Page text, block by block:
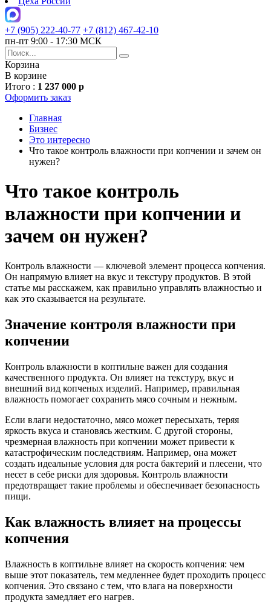
+7 (905) 222-40-77 +7 (812) 467-42-10
пн-пт 9:00 - 17:30 МСК
Корзина
В корзине
Итого : 1 237 000 р
Оформить заказ
Главная
Бизнес
Это интересно
Что такое контроль влажности при копчении и зачем он
нужен?
Что такое контроль
влажности при копчении и
зачем он нужен?
Контроль влажности — ключевой элемент процесса копчения.
Он напрямую влияет на вкус и текстуру продуктов. В этой
статье мы расскажем, как правильно управлять влажностью и
как это сказывается на результате.
Значение контроля влажности при
копчении
Контроль влажности в коптильне важен для создания
качественного продукта. Он влияет на текстуру, вкус и
внешний вид копченых изделий. Например, правильная
влажность помогает сохранить мясо сочным и нежным.
Если влаги недостаточно, мясо может пересыхать, теряя
яркость вкуса и становясь жестким. С другой стороны,
чрезмерная влажность при копчении может привести к
катастрофическим последствиям. Например, она может
создать идеальные условия для роста бактерий и плесени, что
несет в себе риски для здоровья. Контроль влажности
предотвращает такие проблемы и обеспечивает безопасность
пищи.
Как влажность влияет на процессы
копчения
Влажность в коптильне влияет на скорость копчения: чем
выше этот показатель, тем медленнее будет проходить процесс
копчения. Это связано с тем, что влага на поверхности
продукта замедляет его нагрев.